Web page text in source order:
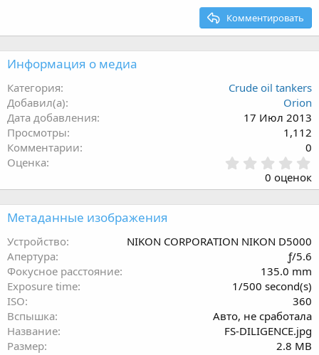
Комментировать
Информация о медиа
Категория
Crude oil tankers
Добавил(а)
Orion
Дата добавления
17 Июл 2013
Просмотры
1,112
Комментарии
0
Оценка
.
0
0 оценок
Метаданные изображения
Устройство
NIKON CORPORATION NIKON D5000
Апертура
ƒ/5.6
Фокусное расстояние
135.0 mm
Exposure time
1/500 second(s)
ISO
360
Вспышка
Авто, не сработала
Название
FS-DILIGENCE.jpg
Размер
2.8 MB